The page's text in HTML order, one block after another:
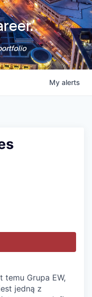
My alerts
temu Grupa EW,
jedną z